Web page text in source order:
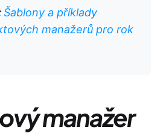
Šablony a příklady
manažerů pro rok
manažer